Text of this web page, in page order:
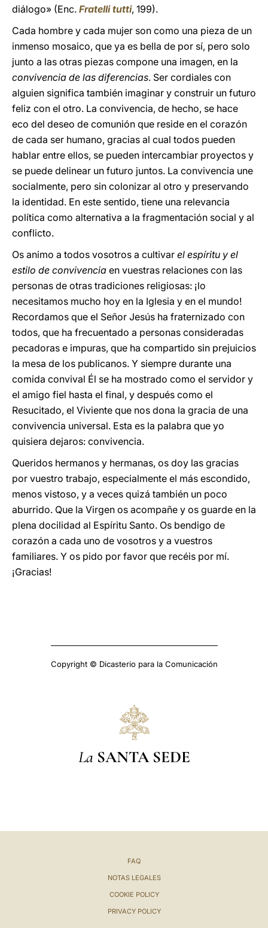
diálogo» (Enc. Fratelli tutti, 199).
Cada hombre y cada mujer son como una pieza de un
inmenso mosaico, que ya es bella de por sí, pero solo
junto a las otras piezas compone una imagen, en la
convivencia de las diferencias. Ser cordiales con
alguien significa también imaginar y construir un futuro
feliz con el otro. La convivencia, de hecho, se hace
eco del deseo de comunión que reside en el corazón
de cada ser humano, gracias al cual todos pueden
hablar entre ellos, se pueden intercambiar proyectos y
se puede delinear un futuro juntos. La convivencia une
socialmente, pero sin colonizar al otro y preservando
la identidad. En este sentido, tiene una relevancia
política como alternativa a la fragmentación social y al
conflicto.
Os animo a todos vosotros a cultivar el espíritu y el
estilo de convivencia en vuestras relaciones con las
personas de otras tradiciones religiosas: ¡lo
necesitamos mucho hoy en la Iglesia y en el mundo!
Recordamos que el Señor Jesús ha fraternizado con
todos, que ha frecuentado a personas consideradas
pecadoras e impuras, que ha compartido sin prejuicios
la mesa de los publicanos. Y siempre durante una
comida convival Él se ha mostrado como el servidor y
el amigo fiel hasta el final, y después como el
Resucitado, el Viviente que nos dona la gracia de una
convivencia universal. Esta es la palabra que yo
quisiera dejaros: convivencia.
Queridos hermanos y hermanas, os doy las gracias
por vuestro trabajo, especialmente el más escondido,
menos vistoso, y a veces quizá también un poco
aburrido. Que la Virgen os acompañe y os guarde en la
plena docilidad al Espíritu Santo. Os bendigo de
corazón a cada uno de vosotros y a vuestros
familiares. Y os pido por favor que recéis por mí.
¡Gracias!
Copyright © Dicasterio para la Comunicación
La SANTA SEDE
FAQ
NOTAS LEGALES
COOKIE POLICY
PRIVACY POLICY